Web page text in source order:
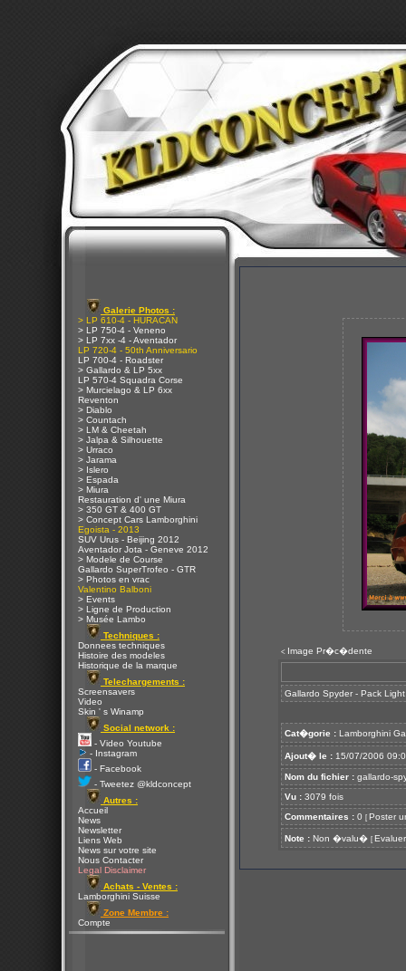
Galerie Photos :
> LP 610-4 - HURACAN
> LP 750-4 - Veneno
> LP 7xx -4 - Aventador
LP 720-4 - 50th Anniversario
LP 700-4 - Roadster
> Gallardo & LP 5xx
LP 570-4 Squadra Corse
> Murcielago & LP 6xx
Reventon
> Diablo
> Countach
> LM & Cheetah
> Jalpa & Silhouette
> Urraco
> Jarama
> Islero
> Espada
> Miura
Restauration d' une Miura
> 350 GT & 400 GT
> Concept Cars Lamborghini
Egoista - 2013
SUV Urus - Beijing 2012
Aventador Jota - Geneve 2012
> Modele de Course
Gallardo SuperTrofeo - GTR
> Photos en vrac
Valentino Balboni
> Events
> Ligne de Production
> Musée Lambo
Techniques :
Donnees techniques
Histoire des modeles
Historique de la marque
Telechargements :
Screensavers
Video
Skin ' s Winamp
Social network :
- Video Youtube
- Instagram
- Facebook
- Tweetez @kldconcept
Autres :
Accueil
News
Newsletter
Liens Web
News sur votre site
Nous Contacter
Legal Disclaimer
Achats - Ventes :
Lamborghini Suisse
Zone Membre :
Compte
< Image Pr�c�dente
Gallardo Spyder - Pack
Cat�gorie : Lamborghini
Ajout� le : 15/07/2006
Nom du fichier : gallardo-
Vu : 3079 fois
Commentaires : 0 [ Poster
Note : Non �valu� [ Evaluer